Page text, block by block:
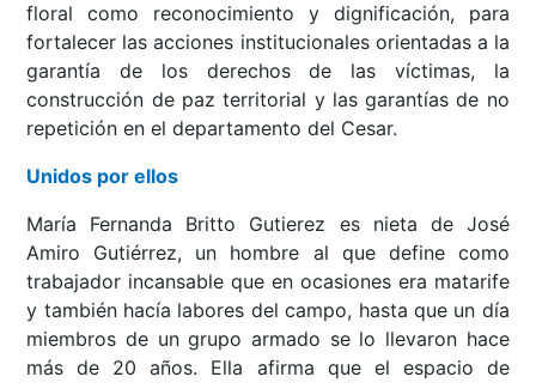
floral como reconocimiento y dignificación, para
fortalecer las acciones institucionales orientadas a la
garantía de los derechos de las víctimas, la
construcción de paz territorial y las garantías de no
repetición en el departamento del Cesar.
Unidos por ellos
María Fernanda Britto Gutierez es nieta de José
Amiro Gutiérrez, un hombre al que define como
trabajador incansable que en ocasiones era matarife
y también hacía labores del campo, hasta que un día
miembros de un grupo armado se lo llevaron hace
más de 20 años. Ella afirma que el espacio de